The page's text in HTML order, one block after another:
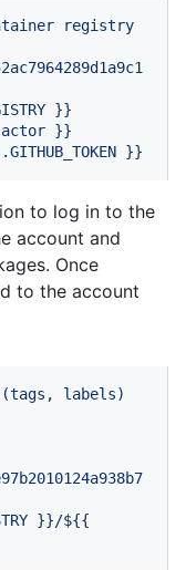
registry
}}
}}
}}
to log in to the
account and
Once
to the account
(tags,
labels)
}}/${{